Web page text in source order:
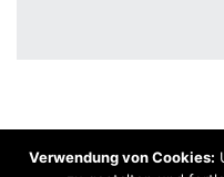
Hinweis: Trotz zahlreicher Studien,
Verwendung von Cookies: